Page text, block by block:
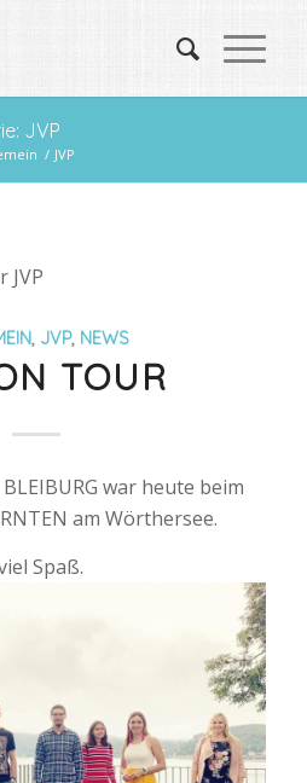
JVP
/ JVP
JVP
, JVP, NEWS
TOUR
war heute beim
am Wörthersee.
Spaß.